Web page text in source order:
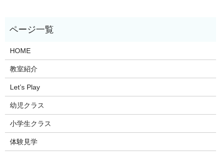
HOME
教室紹介
Let’s Play
幼児クラス
小学生クラス
体験見学